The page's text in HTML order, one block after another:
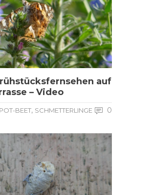
auf
– Video
BEET, SCHMETTERLINGE 0